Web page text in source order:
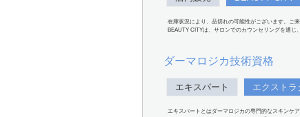
在庫状況により、品切れの可能性がございます。ご
BEAUTY CITYは、サロンでのカウンセリングを通じ
ダーマロジカ技術資格
エキスパート エクストラ
エキスパートとはダーマロジカの専門的なスキンケ